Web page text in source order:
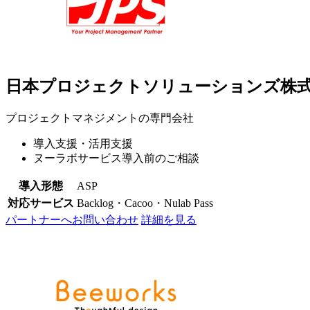
日本プロジェクトソリューションズ株
プロジェクトマネジメントの専門会社
導入支援・活用支援
ヌーラボサービス導入前のご相談
導入形態
ASP
対応サービス Backlog・Cacoo・Nulab Pass
パートナーへお問い合わせ 詳細を見る